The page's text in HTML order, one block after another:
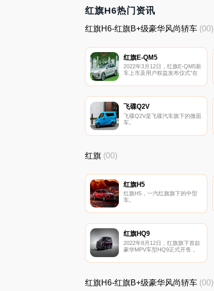
红旗H6热门资讯
红旗H6-红旗B+级豪华风尚轿车 (00)
红旗E-QM5
2022年3月12日，红旗E-QM5新
车上市及用户权益发布仪式”在
飞碟Q2V
飞碟Q2V是飞碟汽车旗下的微面
车。
红旗 (00)
红旗H5
红旗H5，一汽红旗旗下的中型
车。
红旗HQ9
2022年8月12日，红旗旗下首款
豪华MPV车型HQ9正式开售，
万元。
红旗H6-红旗B+级豪华风尚轿车 (00)